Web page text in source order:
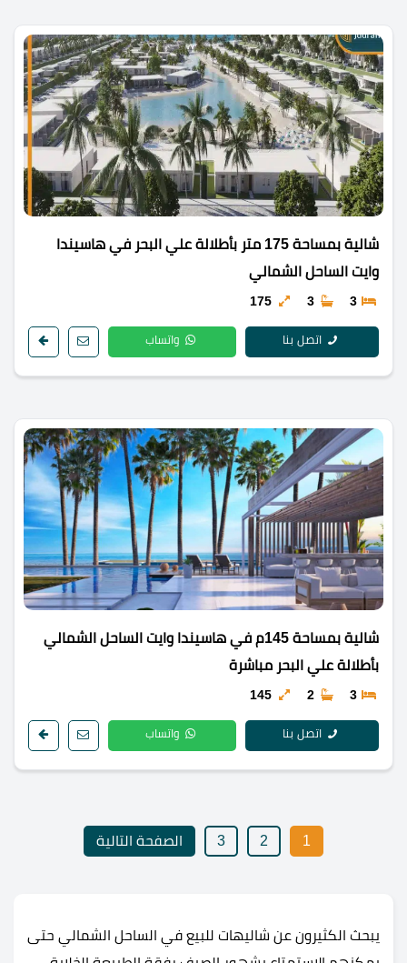
شالية بمساحة 175 متر بأطلالة علي البحر في هاسيندا
وايت الساحل الشمالي
3
3
175
اتصل بنا واتساب
شالية بمساحة 145م في هاسيندا وايت الساحل الشمالي
بأطلالة علي البحر مباشرة
3
2
145
اتصل بنا واتساب
1
2
3 الصفحة التالية
يبحث الكثيرون عن شاليهات للبيع في الساحل الشمالي حتى